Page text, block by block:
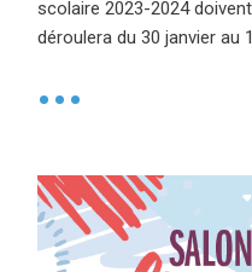
scolaire 2023-2024
déroulera du 30 janvier au
•